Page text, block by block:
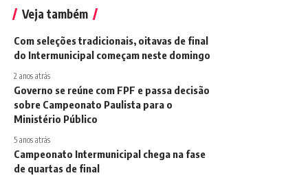
Veja também
Com seleções tradicionais, oitavas de final
do Intermunicipal começam neste domingo
2 anos atrás
Governo se reúne com FPF e passa decisão
sobre Campeonato Paulista para o
Ministério Público
5 anos atrás
Campeonato Intermunicipal chega na fase
de quartas de final